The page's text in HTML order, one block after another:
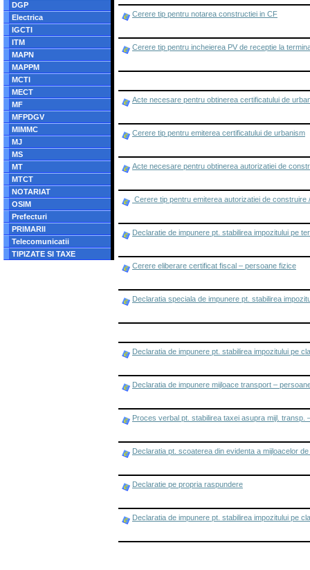
DGP
Electrica
IGCTI
ITM
MAPN
MAPPM
MCTI
MECT
MF
MFPDGV
MIMMC
MJ
MS
MT
MTCT
NOTARIAT
OSIM
Prefecturi
PRIMARII
Telecomunicatii
TIPIZATE SI TAXE
Cerere tip pentru notarea constructiei in CF
Cerere tip pentru incheierea PV de receptie la
Acte necesare pentru obtinerea certificatului de
Cerere tip pentru emiterea certificatului de urbanism
Acte necesare pentru obtinerea autorizatiei de
Cerere tip pentru emiterea autorizatiei de construire
Declaratie de impunere pt. stabilirea impozitului pe
Cerere eliberare certificat fiscal – persoane fizice
Declaratia speciala de impunere pt. stabilirea
Declaratia de impunere pt. stabilirea impozitului pe
Declaratia de impunere mijloace transport –
Proces verbal pt. stabilirea taxei asupra mijl. transp.
Declaratia pt. scoaterea din evidenta a mijloacelor
Declaratie pe propria raspundere
Declaratia de impunere pt. stabilirea impozitului pe